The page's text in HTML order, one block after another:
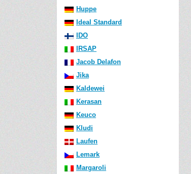
Huppe
Ideal Standard
IDO
IRSAP
Jacob Delafon
Jika
Kaldewei
Kerasan
Keuco
Kludi
Laufen
Lemark
Margaroli